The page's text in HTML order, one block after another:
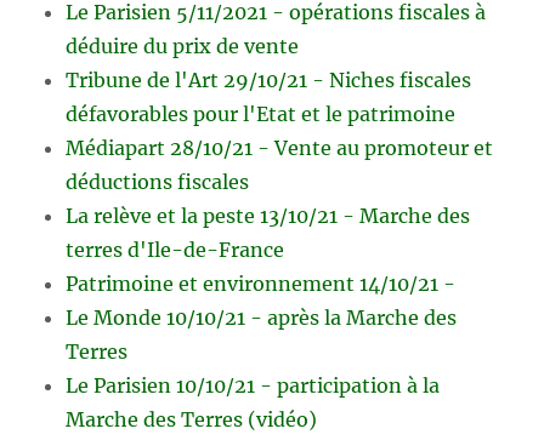
Le Parisien 5/11/2021 - opérations fiscales à
déduire du prix de vente
Tribune de l'Art 29/10/21 - Niches fiscales
défavorables pour l'Etat et le patrimoine
Médiapart 28/10/21 - Vente au promoteur et
déductions fiscales
La relève et la peste 13/10/21 - Marche des
terres d'Ile-de-France
Patrimoine et environnement 14/10/21 -
Le Monde 10/10/21 - après la Marche des
Terres
Le Parisien 10/10/21 - participation à la
Marche des Terres (vidéo)